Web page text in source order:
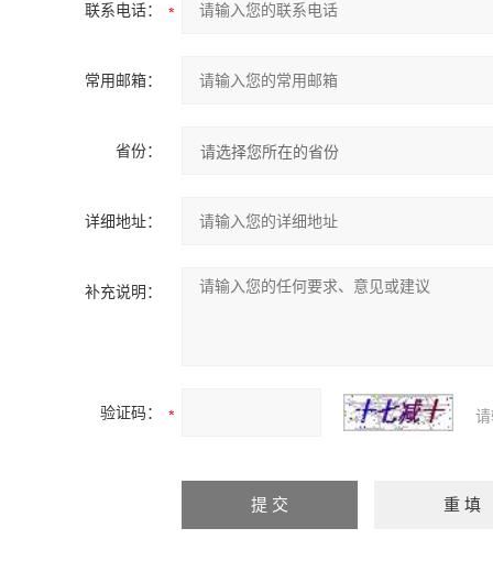
联系电话：
常用邮箱：
省份：
详细地址：
补充说明：
验证码：